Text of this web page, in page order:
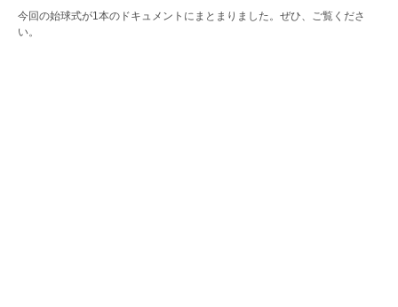
今回の始球式が1本のドキュメントにまとまりました。ぜひ、ご覧くださ
い。